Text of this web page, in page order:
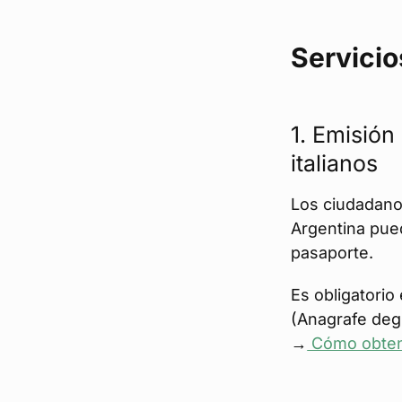
1.
italianos
Los
Argentina
pasaporte.
Es obligatorio
(Anagrafe
→ Cómo